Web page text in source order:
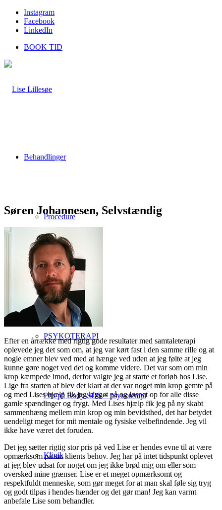
Instagram
Facebook
LinkedIn
BOOK TID
Behandlinger
Procedure
Body SDS
PSYKOTERAPI
Pris på Body-SDS + psykoterapi
Klinik
Søren Johannesen, Selvstændig
Efter en årrække med rigtig gode resultater med samtaleterapi
oplevede jeg det som om, at jeg var kørt fast i den samme rille og at
nogle emner blev ved med at hænge ved uden at jeg følte at jeg
kunne gøre noget ved det og komme videre. Det var som om min
krop kæmpede imod, derfor valgte jeg at starte et forløb hos Lise.
Lige fra starten af blev det klart at der var noget min krop gemte på
og med Lises hjælp fik jeg kigget på og løsnet op for alle disse
gamle spændinger og frygt. Med Lises hjælp fik jeg på ny skabt
sammenhæng mellem min krop og min bevidsthed, det har betydet
uendeligt meget for mit mentale og fysiske velbefindende. Jeg vil
ikke have været det foruden.
Det jeg sætter rigtig stor pris på ved Lise er hendes evne til at være
opmærksom på sin klients behov. Jeg har på intet tidspunkt oplevet
at jeg blev udsat for noget om jeg ikke brød mig om eller som
oversked mine grænser. Lise er et meget opmærksomt og
respektfuldt menneske, som gør meget for at man skal føle sig tryg
og godt tilpas i hendes hænder og det gør man! Jeg kan varmt
anbefale Lise som behandler.